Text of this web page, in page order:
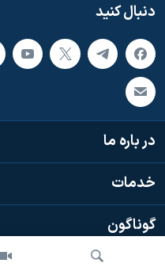
دنبال کنید
در باره ما
خدمات
گوناگون